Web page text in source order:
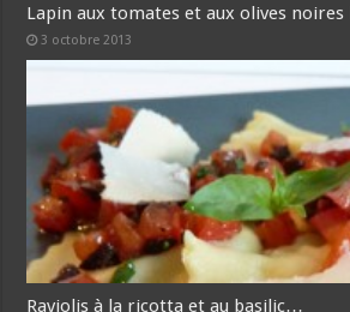
Lapin aux tomates et aux olives noires
3 octobre 2013
Raviolis à la ricotta et au basilic…